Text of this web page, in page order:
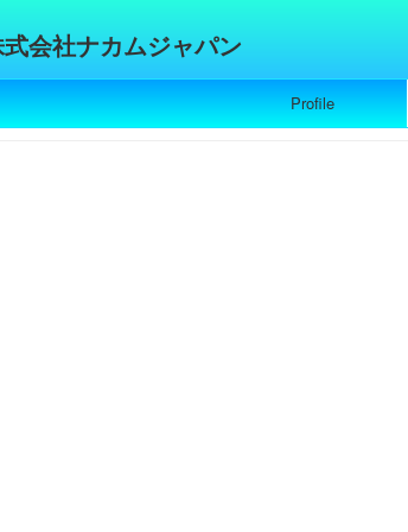
会社ナカムジャパン
Profile